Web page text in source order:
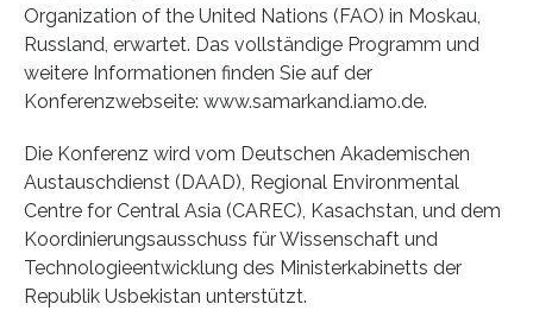
Organization of the United Nations (FAO) in Moskau,
Russland, erwartet. Das vollständige Programm und
weitere Informationen finden Sie auf der
Konferenzwebseite: www.samarkand.iamo.de.
Die Konferenz wird vom Deutschen Akademischen
Austauschdienst (DAAD), Regional Environmental
Centre for Central Asia (CAREC), Kasachstan, und dem
Koordinierungsausschuss für Wissenschaft und
Technologieentwicklung des Ministerkabinetts der
Republik Usbekistan unterstützt.